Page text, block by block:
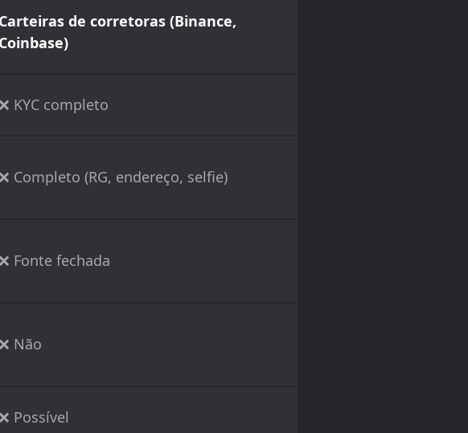
Carteiras de corretoras (Binance,
Coinbase)
❌ KYC completo
❌ Completo (RG, endereço, selfie)
❌ Fonte fechada
❌ Não
❌ Possível